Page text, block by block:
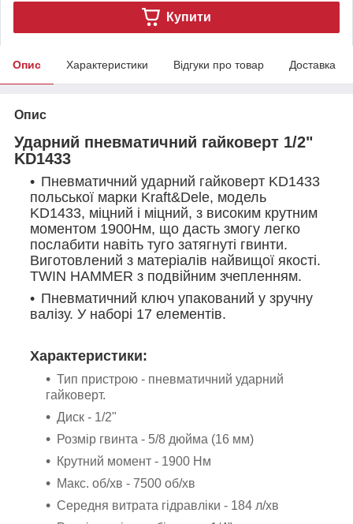
Купити
Опис Характеристики Відгуки про товар Доставка
Опис
Ударний пневматичний гайковерт 1/2"
KD1433
Пневматичний ударний гайковерт KD1433
польської марки Kraft&Dele, модель
KD1433, міцний і міцний, з високим крутним
моментом 1900Нм, що дасть змогу легко
послабити навіть туго затягнуті гвинти.
Виготовлений з матеріалів найвищої якості.
TWIN HAMMER з подвійним зчепленням.
Пневматичний ключ упакований у зручну
валізу. У наборі 17 елементів.
Характеристики:
Тип пристрою - пневматичний ударний
гайковерт.
Диск - 1/2"
Розмір гвинта - 5/8 дюйма (16 мм)
Крутний момент - 1900 Нм
Макс. об/хв - 7500 об/хв
Середня витрата гідравліки - 184 л/хв